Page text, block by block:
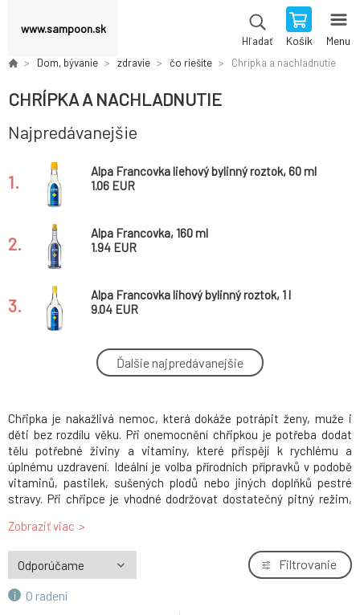
www.sampoon.sk
Hľadať Košík Menu
Dom, bývanie zdravie čo riešite Chrípka a nachladnutie
CHRÍPKA A NACHLADNUTIE
Najpredávanejšie
1.
Alpa Francovka liehový bylinný roztok, 60 ml
1.06 EUR
2.
Alpa Francovka, 160 ml
1.94 EUR
3.
Alpa Francovka lihový bylinný roztok, 1 l
9.04 EUR
Herbavera Konopné psie sadlo s kafrom a
bylinami, 200 ml
3.44 EUR
Ďalšie najpredávanejšie
Chřipka je nakažlivá nemoc, která dokáže potrápit ženy, muže i
děti bez rozdílu věku. Při onemocnění chřipkou je potřeba dodat
tělu potřebné živiny a vitaminy, které přispějí k rychlému a
úplnému uzdravení. Ideální je volba přírodních přípravků v podobě
vitaminů, pastilek, sušených plodů nebo jiných doplňků pestré
stravy. Při chřipce je vhodné dodržovat dostatečný pitný režim,
nebo jiné nápoje s obsahem přírodních léčivých látek a vitaminů.
přírody!
Skutečná chřipka je doprovázena vysokou horečkou, bolestmi
Zobraziť viac
O radení
Filtrovanie